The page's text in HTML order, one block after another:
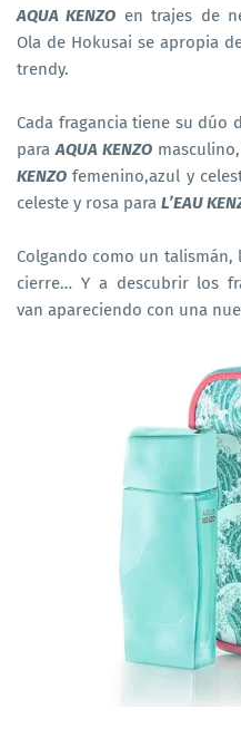
AQUA KENZO en trajes de
Ola de Hokusai se apropia
trendy.
Cada fragancia tiene su
paraAQUA KENZO
KENZO femenino,azul y
celeste y rosa para L’EAU
Colgando como un talismán,
cierre… Y a descubrir los
van apareciendo con una